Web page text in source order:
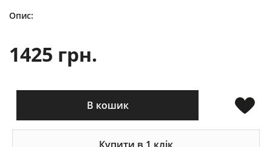
Опис:
1425 грн.
В кошик